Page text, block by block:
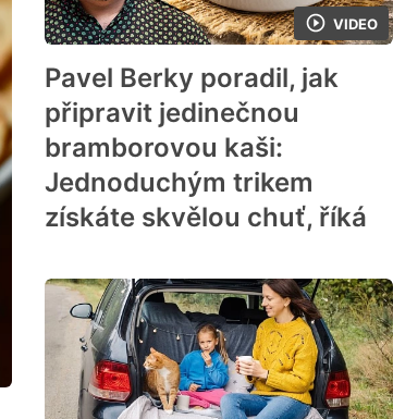
VIDEO
Pavel Berky poradil, jak
připravit jedinečnou
bramborovou kaši:
Jednoduchým trikem
získáte skvělou chuť, říká